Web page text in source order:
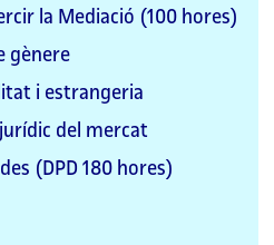
la Mediació (100 hores)
gènere
i estrangeria
del mercat
(DPD 180 hores)